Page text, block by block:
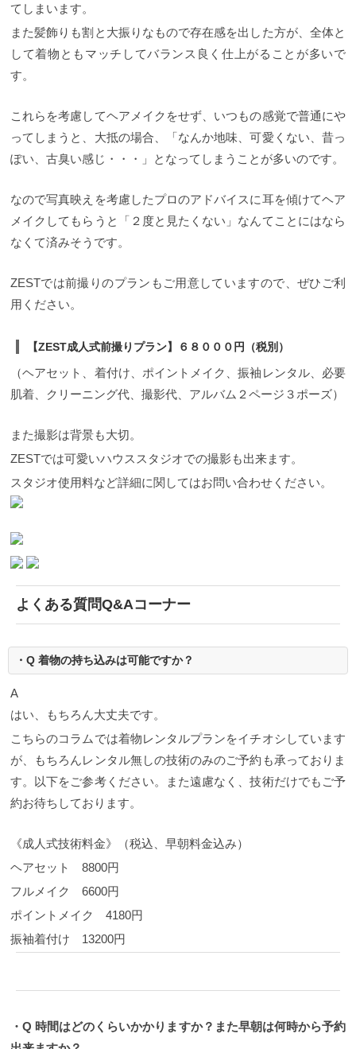
てしまいます。
また髪飾りも割と大振りなもので存在感を出した方が、全体と
して着物ともマッチしてバランス良く仕上がることが多いで
す。
これらを考慮してヘアメイクをせず、いつもの感覚で普通にや
ってしまうと、大抵の場合、「なんか地味、可愛くない、昔っ
ぽい、古臭い感じ・・・」となってしまうことが多いのです。
なので写真映えを考慮したプロのアドバイスに耳を傾けてヘア
メイクしてもらうと「２度と見たくない」なんてことにはなら
なくて済みそうです。
ZESTでは前撮りのプランもご用意していますので、ぜひご利
用ください。
【ZEST成人式前撮りプラン】６８０００円（税別）
（ヘアセット、着付け、ポイントメイク、振袖レンタル、必要
肌着、クリーニング代、撮影代、アルバム２ページ３ポーズ）
また撮影は背景も大切。
ZESTでは可愛いハウススタジオでの撮影も出来ます。
スタジオ使用料など詳細に関してはお問い合わせください。
よくある質問Q&Aコーナー
・Q 着物の持ち込みは可能ですか？
A
はい、もちろん大丈夫です。
こちらのコラムでは着物レンタルプランをイチオシしています
が、もちろんレンタル無しの技術のみのご予約も承っておりま
す。以下をご参考ください。また遠慮なく、技術だけでもご予
約お待ちしております。
《成人式技術料金》（税込、早朝料金込み）
ヘアセット 8800円
フルメイク 6600円
ポイントメイク 4180円
振袖着付け 13200円
・Q 時間はどのくらいかかりますか？また早朝は何時から予約